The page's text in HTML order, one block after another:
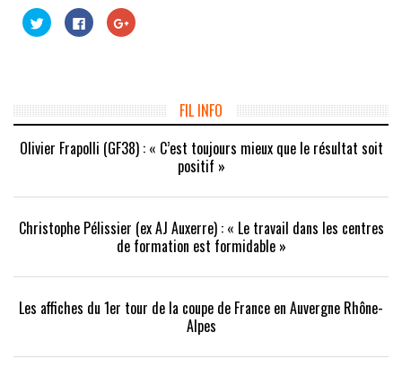
Cliquez
pour
partager
fenêtre)
Cliquez
pour
partager
fenêtre)
Cliquez
pour
nouvelle
fenêtre)
FIL INFO
Olivier Frapolli (GF38) : « C’est toujours mieux que le résultat soit
positif »
Christophe Pélissier (ex AJ Auxerre) : « Le travail dans les centres
de formation est formidable »
Les affiches du 1er tour de la coupe de France en Auvergne Rhône-
Alpes